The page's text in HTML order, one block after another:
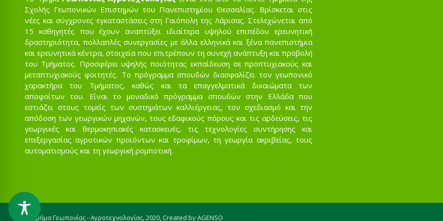
Σχολής Γεωπονικών Επιστημών του Πανεπιστημίου Θεσσαλίας. Βρίσκεται στις
νέες και σύγχρονες εγκαταστάσεις στη Γαιόπολη της Λάρισας. Στελεχώνεται από
15 καθηγητές που έχουν αναπτύξει ιδιαίτερα υψηλού επιπέδου ερευνητική
δραστηριότητα, πολλαπλές συνεργασίες με άλλα ελληνικά και ξένα πανεπιστήμια
και ερευνητικά κέντρα, στοιχεία που επιτρέπουν τη συνεχή ανάπτυξη και προβολή
του Τμήματος. Προσφέρει υψηλής ποιότητας εκπαίδευση σε προπτυχιακούς και
μεταπτυχιακούς φοιτητές. Το πρόγραμμα σπουδών διασφαλίζει τον γεωπονικό
χαρακτήρα του Τμήματος, καθώς και τα επαγγελματικά δικαιώματα των
αποφοίτων του. Είναι το μοναδικό πρόγραμμα σπουδών στην Ελλάδα που
εστιάζει στους τομείς των συστημάτων καλλιέργειας, τον σχεδιασμό και την
απόδοση των γεωργικών μηχανών, τους εδαφικούς πόρους και τις αρδεύσεις, τις
γεωργικές και θερμοκηπιακές κατασκευές, τις τεχνολογίες συντήρησης και
επεξεργασίας αγροτικών προϊόντων και τροφίμων, τη γεωργία ακριβείας, τους
αυτοματισμούς και τη γεωργική ρομποτική.
© Τμήμα Γεωπονίας - Αγροτεχνολογίας, 2020,Created by AGENSO